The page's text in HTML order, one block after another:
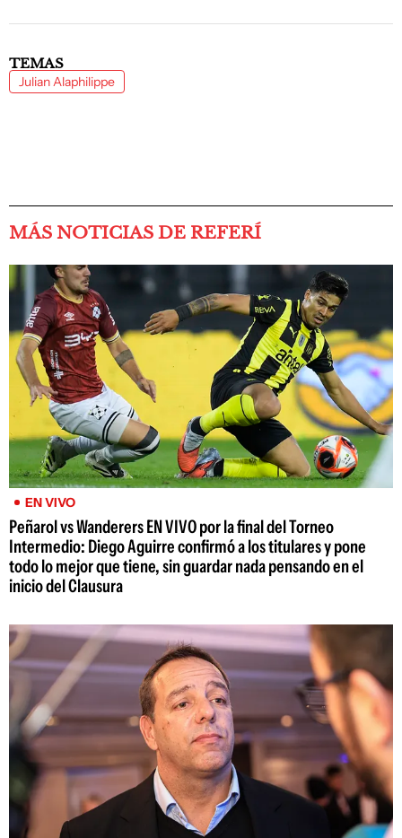
TEMAS
Julian Alaphilippe
MÁS NOTICIAS DE REFERÍ
EN VIVO
Peñarol vs Wanderers EN VIVO por la final del Torneo
Intermedio: Diego Aguirre confirmó a los titulares y pone
todo lo mejor que tiene, sin guardar nada pensando en el
inicio del Clausura